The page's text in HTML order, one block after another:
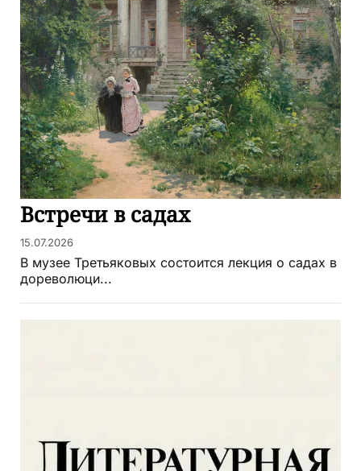
Встречи в садах
15.07.2026
В музее Третьяковых состоится лекция о садах в
дореволюци...